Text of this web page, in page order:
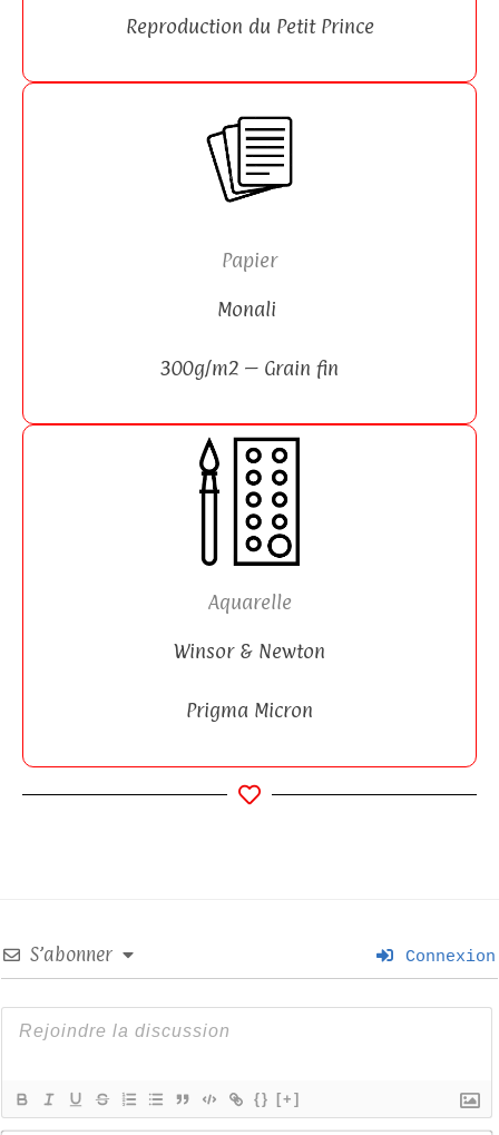
Reproduction du Petit Prince
Papier
Monali
300g/m2 – Grain fin
Aquarelle
Winsor & Newton
Prigma Micron
S’abonner Connexion
{} [+]